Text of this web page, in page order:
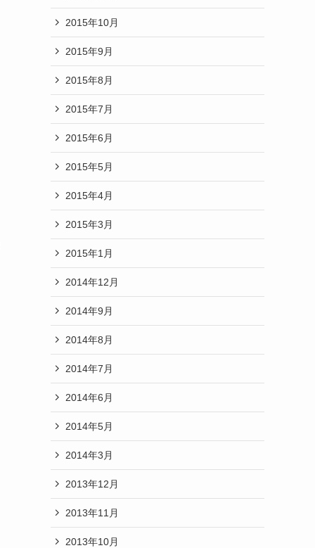
2015年10月
2015年9月
2015年8月
2015年7月
2015年6月
2015年5月
2015年4月
2015年3月
2015年1月
2014年12月
2014年9月
2014年8月
2014年7月
2014年6月
2014年5月
2014年3月
2013年12月
2013年11月
2013年10月